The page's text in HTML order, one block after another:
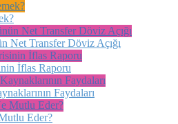
Net Transfer Döviz Açığı
İflas Raporu
Faydaları
Eder?